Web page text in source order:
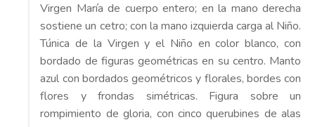
Virgen María de cuerpo entero; en la mano derecha
sostiene un cetro; con la mano izquierda carga al Niño.
Túnica de la Virgen y el Niño en color blanco, con
bordado de figuras geométricas en su centro. Manto
azul con bordados geométricos y florales, bordes con
flores y frondas simétricas. Figura sobre un
rompimiento de gloria, con cinco querubines de alas